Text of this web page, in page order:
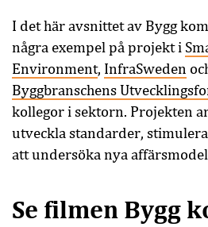
I det här avsnittet av Bygg
några exempel på projekt i
Environment, InfraSweden
Byggbranschens
kollegor i sektorn. Projekten
utveckla standarder,
att undersöka nya
Se filmen Bygg